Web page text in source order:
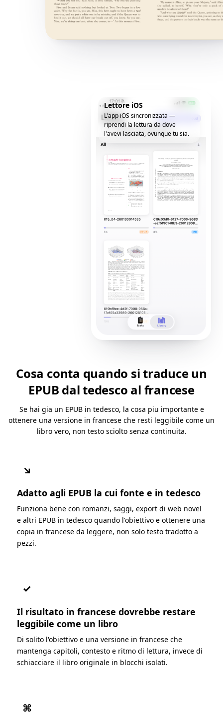
Lettore iOS
L'app iOS sincronizzata —
riprendi la lettura da dove
l'avevi lasciata, ovunque tu sia.
Cosa conta quando si traduce un
EPUB dal tedesco al francese
Se hai gia un EPUB in tedesco, la cosa piu importante e
ottenere una versione in francese che resti leggibile come un
libro vero, non testo sciolto senza continuita.
↘
Adatto agli EPUB la cui fonte e in tedesco
Funziona bene con romanzi, saggi, export di web novel
e altri EPUB in tedesco quando l'obiettivo e ottenere una
copia in francese da leggere, non solo testo tradotto a
pezzi.
✓
Il risultato in francese dovrebbe restare
leggibile come un libro
Di solito l'obiettivo e una versione in francese che
mantenga capitoli, contesto e ritmo di lettura, invece di
schiacciare il libro originale in blocchi isolati.
⌘